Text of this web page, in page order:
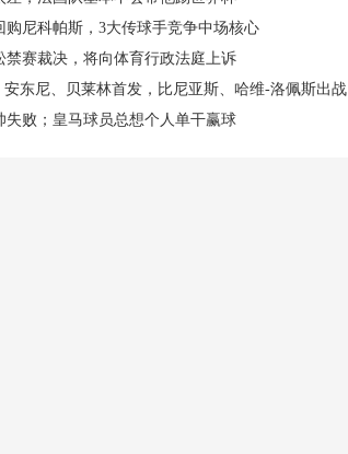
购尼科帕斯，3大传球手竞争中场核心
禁赛裁决，将向体育行政法庭上诉
东尼、贝莱林首发，比尼亚斯、哈维-洛佩斯出战
败；皇马球员总想个人单干赢球